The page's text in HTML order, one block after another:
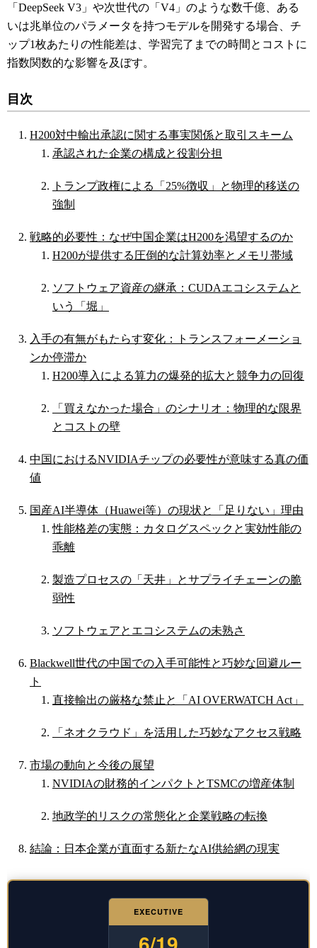
「DeepSeek V3」や次世代の「V4」のような数千億、ある
いは兆単位のパラメータを持つモデルを開発する場合、チ
ップ1枚あたりの性能差は、学習完了までの時間とコストに
指数関数的な影響を及ぼす。
目次
H200対中輸出承認に関する事実関係と取引スキーム
承認された企業の構成と役割分担
トランプ政権による「25%徴収」と物理的移送の
強制
戦略的必要性：なぜ中国企業はH200を渇望するのか
H200が提供する圧倒的な計算効率とメモリ帯域
ソフトウェア資産の継承：CUDAエコシステムと
いう「堀」
入手の有無がもたらす変化：トランスフォーメーショ
ンか停滞か
H200導入による算力の爆発的拡大と競争力の回復
「買えなかった場合」のシナリオ：物理的な限界
とコストの壁
中国におけるNVIDIAチップの必要性が意味する真の価
値
国産AI半導体（Huawei等）の現状と「足りない」理由
性能格差の実態：カタログスペックと実効性能の
乖離
製造プロセスの「天井」とサプライチェーンの脆
弱性
ソフトウェアとエコシステムの未熟さ
Blackwell世代の中国での入手可能性と巧妙な回避ルー
ト
直接輸出の厳格な禁止と「AI OVERWATCH Act」
「ネオクラウド」を活用した巧妙なアクセス戦略
市場の動向と今後の展望
NVIDIAの財務的インパクトとTSMCの増産体制
地政学的リスクの常態化と企業戦略の転換
結論：日本企業が直面する新たなAI供給網の現実
EXECUTIVE